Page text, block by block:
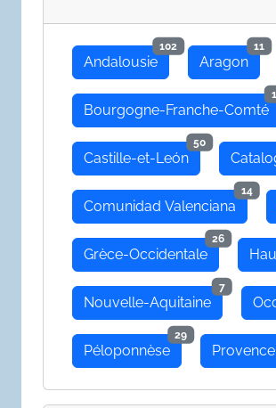
Andalousie
102
Aragon
11
Bourgogne-Franche-Comté
Castille-et-León
50
Comunidad Valenciana
14
Grèce-Occidentale
26
Nouvelle-Aquitaine
7
Péloponnèse
29